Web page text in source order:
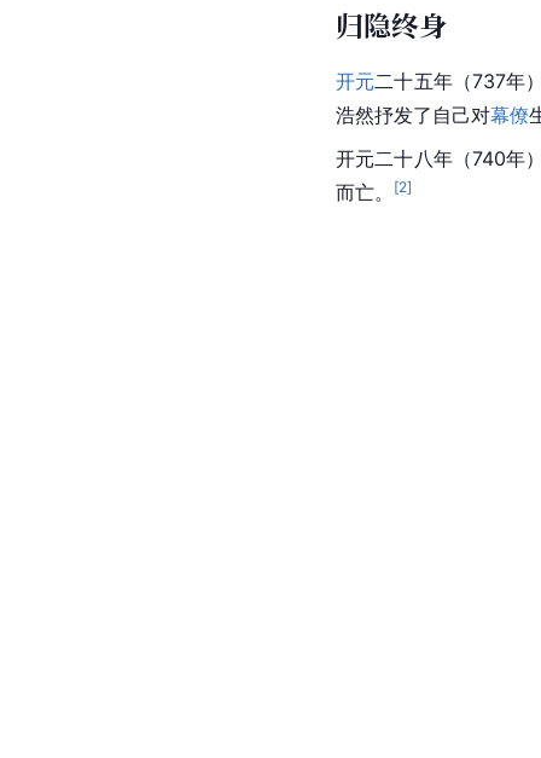
归隐终身
开元二十五年（737年
浩然抒发了自己对幕僚
开元二十八年（740年
而亡。
[2]